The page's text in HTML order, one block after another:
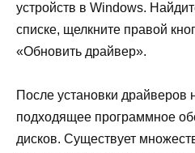
устройств в Windows.
списке, щелкните правой
«Обновить драйвер».
После установки драйверов
подходящее программное
дисков. Существует